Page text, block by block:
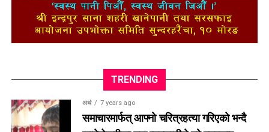
TRENDING
अर्थ 7 years ago
समाचारमार्फत् आफ्नो चरित्रहत्या गरिएको भन्दै